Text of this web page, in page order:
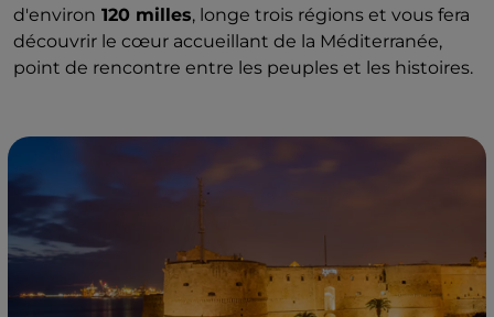
d'environ 120 milles, longe trois régions et vous fera
découvrir le cœur accueillant de la Méditerranée,
point de rencontre entre les peuples et les histoires.